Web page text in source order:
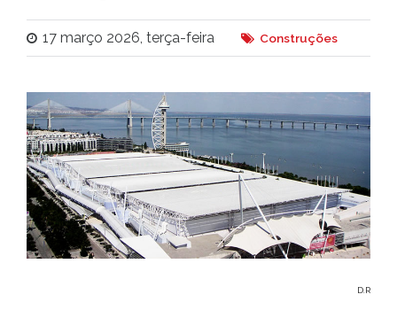
17 março 2026, terça-feira Construções
D.R